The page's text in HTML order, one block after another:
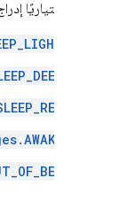
يمكنك اختياريًا